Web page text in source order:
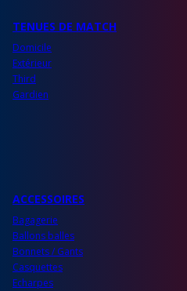
TENUES DE MATCH
Domicile
Extérieur
Third
Gardien
ACCESSOIRES
Bagagerie
Ballons balles
Bonnets / Gants
Casquettes
Echarpes